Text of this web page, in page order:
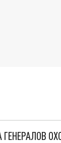
ГЕНЕРАЛОВ